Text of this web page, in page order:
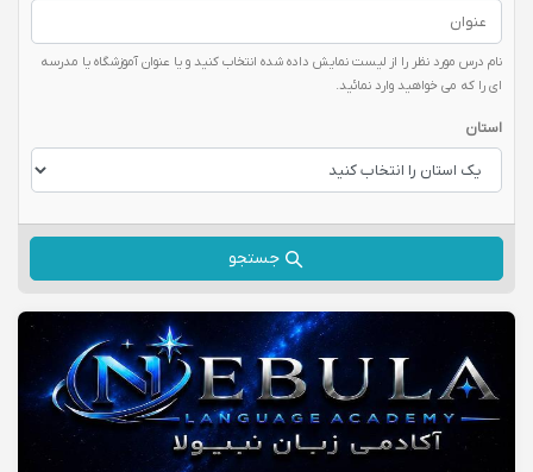
نام درس مورد نظر را از لیست نمایش داده شده انتخاب کنید و یا عنوان آموزشگاه یا مدرسه
ای را که می خواهید وارد نمائید.
استان
جستجو